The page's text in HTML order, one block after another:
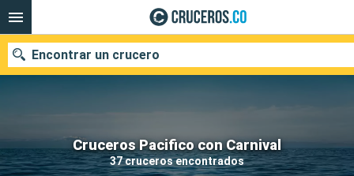
Cruceros Pacifico con Carnival
37 cruceros encontrados
Encontrar un crucero
Fecha de salida